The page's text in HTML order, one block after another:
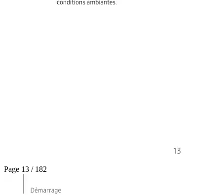
Page 13 / 182